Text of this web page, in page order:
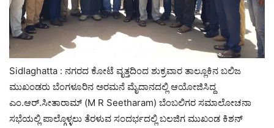
Sidlaghatta : ನಗರದ ಕೋಟೆ ವೃತ್ತದಿಂದ ಶುಕ್ರವಾರ ತಾಲ್ಲೂಕಿನ ಬಲಿಜ
ಮುಖಂಡರು ಬೆಂಗಳೂರಿನ ಅರಮನೆ ಮೈದಾನದಲ್ಲಿ ಆಯೋಜಿಸಿದ್ದ
ಎಂ.ಆರ್.ಸೀತಾರಾಮ್ (M R Seetharam) ಬೆಂಬಲಿಗರ ಸಮಾಲೋಚನಾ
ಸಭೆಯಲ್ಲಿ ಪಾಲ್ಗೊಳ್ಳಲು ತೆರಳುವ ಸಂದರ್ಭದಲ್ಲಿ ಬಲಜಿಗ ಮುಖಂಡ ಕಿಶನ್